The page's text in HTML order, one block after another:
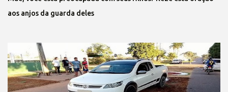
aos anjos da guarda deles